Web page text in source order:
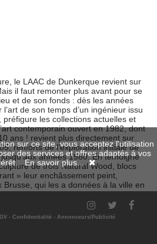
le LAAC de Dunkerque revient sur
il faut remonter plus avant pour se
et de son fonds : dès les années
de son temps d’un ingénieur issu
les collections actuelles et
contemporain ouvert en 1982, dont
ans ! revient plus directement sur
renforts de l’exploration initiale de
années 1980. En témoigne
de trois Natural Wood, blocs
» leur enchâssement peint,
qui les a données à la ville en
paru dans le
numéro 69
- Confidentialité - Annonceurs/Publicité
sur ce site, vous acceptez l'utilisation
des services et offres adaptés à vos
En savoir plus...